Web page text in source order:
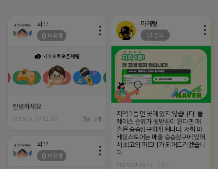
파묘
비공개
안녕하세요
2026-01-27 02:53 댓글: 0개
광고
지역 1등 먼 곳에 있지 않습니다. 플
레이스 순위가 뒷받침이 된다면 매
출은 승승장구하게 됩니다. 저희 마
케팅스토어는 매출 승승장구에 있어
서 최고의 파트너가 되어드리겠습니
다.
2024-09-20 15:17:27
파묘
비공개